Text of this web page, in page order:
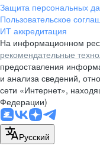
Алматы
пр. Абая, д. 151, БЦ
12 этаж, офис 1209
+7 727 232-13-13
pr@headhunter.com.kz
Защита персональных
Пользовательское
ИТ аккредитация
На информационном
рекомендательные
предоставления
и анализа сведений,
сети «Интернет»,
Федерации)
Русский